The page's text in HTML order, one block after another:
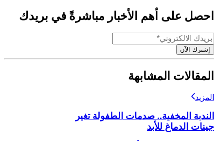
احصل على أهم الأخبار مباشرةً في بريدك
إشترك الآن
المقالات المشابهة
المزيد
الندبة المخفية.. صدمات الطفولة تغير
جينات الدماغ للأبد